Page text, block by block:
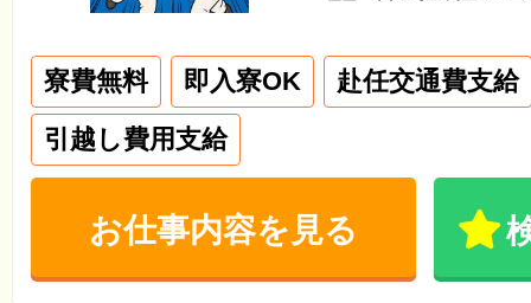
寮費無料 即入寮OK
赴任交通費支給
引越し費用支給
お仕事内容を見る